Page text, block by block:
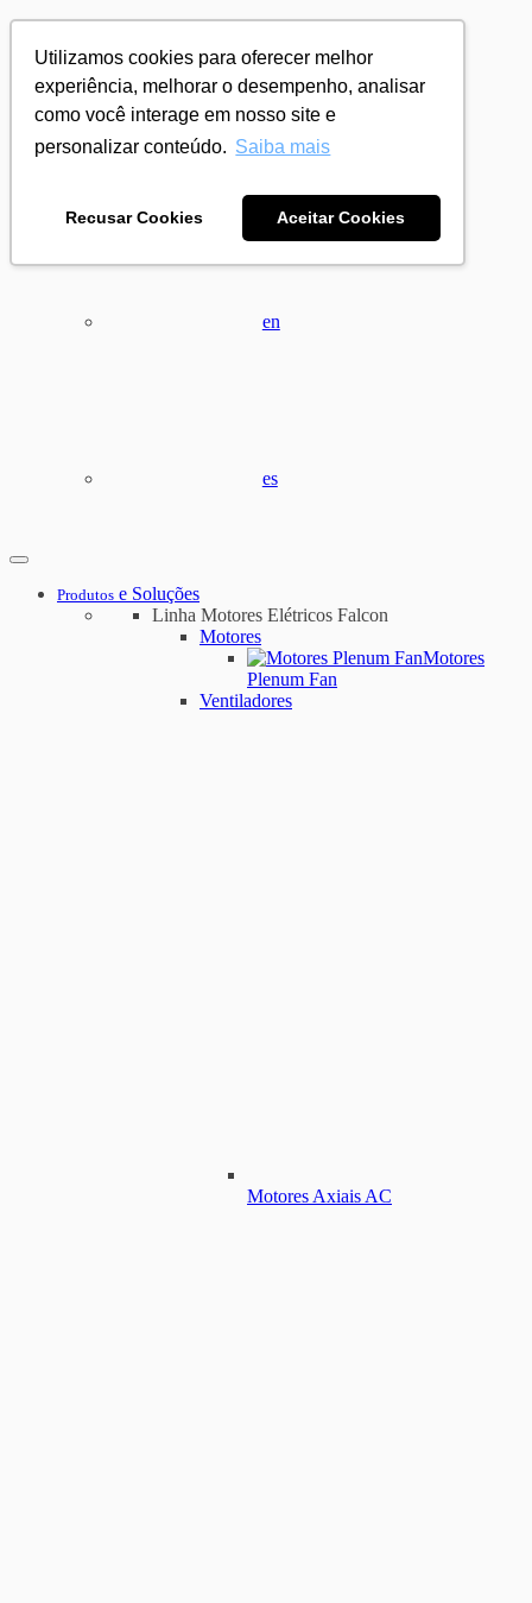
Utilizamos cookies para oferecer melhor
experiência, melhorar o desempenho, analisar
como você interage em nosso site e
personalizar conteúdo. Saiba mais
Recusar Cookies Aceitar Cookies
en
es
Produtos e Soluções
Linha Motores Elétricos Falcon
Motores
Motores
Plenum Fan
Ventiladores
Motores Axiais AC